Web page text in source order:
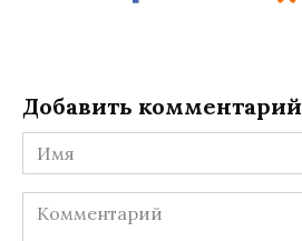
Добавить комментарий
Имя
Комментарий